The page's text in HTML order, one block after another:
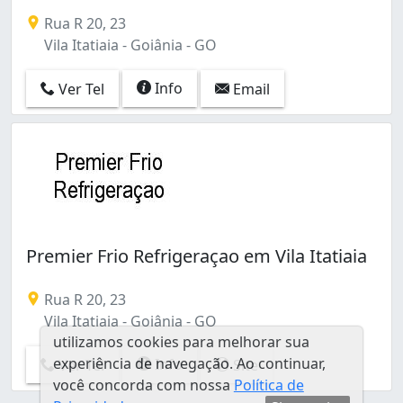
Conjunto Primavera (1)
Conjunto Residencial Aruanã I (1)
Conjunto Riviera (2)
Conjunto Vera Cruz (3)
Da Vitória (1)
Jardim América (22)
Jardim Ana Lúcia (1)
Jardim Balneário Meia Ponte (3)
Jardim Brasil (2)
Jardim Califórnia (1)
Jardim Caravelas (1)
Jardim Clarissa (1)
Jardim Colorado (1)
Jardim Diamantina (1)
Jardim Europa (2)
Jardim Guanabara (2)
Rua R 20, 23
Vila Itatiaia - Goiânia - GO
Ver Tel Info Email
Premier Frio Refrigeraçao em Vila Itatiaia
Rua R 20, 23
Vila Itatiaia - Goiânia - GO
Ver Tel Info Site
utilizamos cookies para melhorar sua
experiência de navegação. Ao continuar,
você concorda com nossa Política de